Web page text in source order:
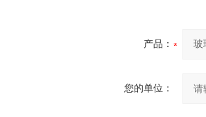
产品：
您的单位：